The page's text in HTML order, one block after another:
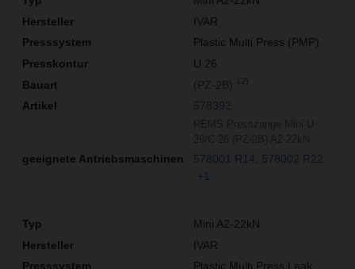
IVAR
Plastic Multi Press (PMP)
U 26
(PZ-2B)
12)
578392
578001 R14
578002 R22
+1
Mini A2-22kN
IVAR
Plastic Multi Press Leak